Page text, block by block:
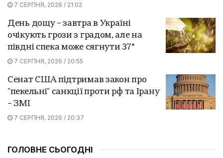
7 СЕРПНЯ, 2026 / 21:02
День дощу – завтра в Україні
очікують грози з градом, але на
півдні спека може сягнути 37°
7 СЕРПНЯ, 2026 / 20:55
Сенат США підтримав закон про
"пекельні" санкції проти рф та Ірану
– ЗМІ
7 СЕРПНЯ, 2026 / 20:37
ГОЛОВНЕ СЬОГОДНІ